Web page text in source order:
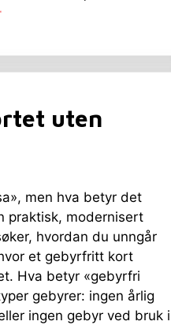
uten
men hva betyr det
praktisk, modernisert
hvordan du unngår
et gebyrfritt kort
Hva betyr «gebyrfri
gebyrer: ingen årlig
ingen gebyr ved bruk i